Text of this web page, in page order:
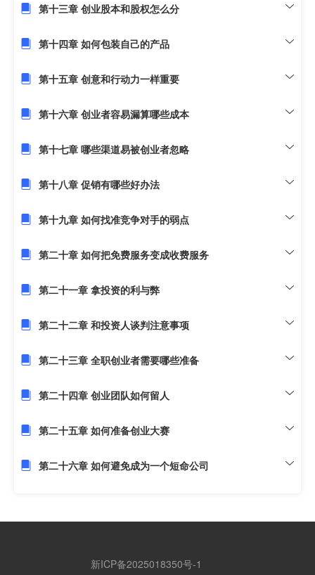
第十三章 创业股本和股权怎么分
第十四章 如何包装自己的产品
第十五章 创意和行动力一样重要
第十六章 创业者容易漏算哪些成本
第十七章 哪些渠道易被创业者忽略
第十八章 促销有哪些好办法
第十九章 如何找准竞争对手的弱点
第二十章 如何把免费服务变成收费服务
第二十一章 拿投资的利与弊
第二十二章 和投资人谈判注意事项
第二十三章 全职创业者需要哪些准备
第二十四章 创业团队如何留人
第二十五章 如何准备创业大赛
第二十六章 如何避免成为一个短命公司
新ICP备2025018350号-1